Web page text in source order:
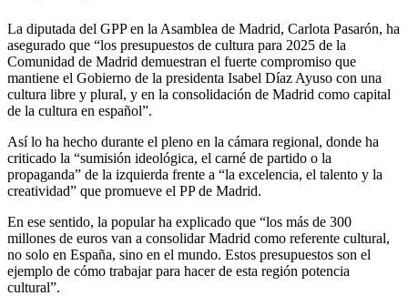
La diputada del GPP en la Asamblea de Madrid, Carlota Pasarón, ha
asegurado que “los presupuestos de cultura para 2025 de la
Comunidad de Madrid demuestran el fuerte compromiso que
mantiene el Gobierno de la presidenta Isabel Díaz Ayuso con una
cultura libre y plural, y en la consolidación de Madrid como capital
de la cultura en español”.
Así lo ha hecho durante el pleno en la cámara regional, donde ha
criticado la “sumisión ideológica, el carné de partido o la
propaganda” de la izquierda frente a “la excelencia, el talento y la
creatividad” que promueve el PP de Madrid.
En ese sentido, la popular ha explicado que “los más de 300
millones de euros van a consolidar Madrid como referente cultural,
no solo en España, sino en el mundo. Estos presupuestos son el
ejemplo de cómo trabajar para hacer de esta región potencia
cultural”.